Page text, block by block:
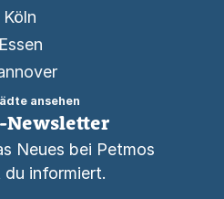
Köln
Essen
ansehen
Newsletter
Neues bei Petmos
informiert.